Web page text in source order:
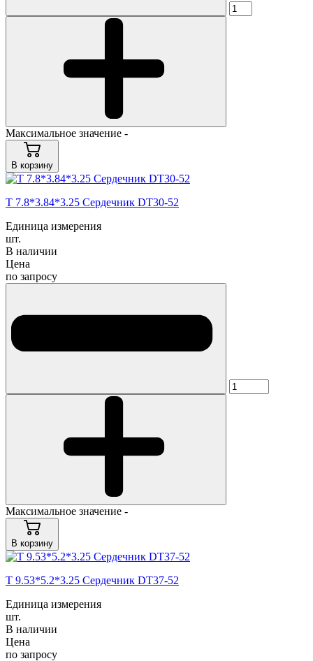
Максимальное значение -
В корзину
T 7.8*3.84*3.25 Сердечник DT30-52
Единица измерения
шт.
В наличии
Цена
по запросу
Максимальное значение -
В корзину
T 9.53*5.2*3.25 Сердечник DT37-52
Единица измерения
шт.
В наличии
Цена
по запросу